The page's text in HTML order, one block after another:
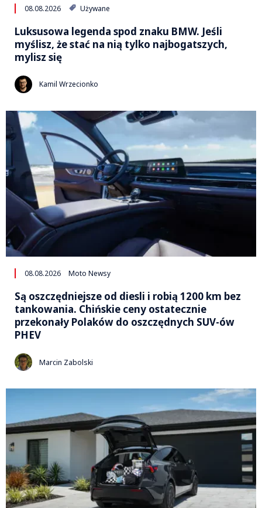
08.08.2026 Używane
Luksusowa legenda spod znaku BMW. Jeśli
myślisz, że stać na nią tylko najbogatszych,
mylisz się
Kamil Wrzecionko
08.08.2026 Moto Newsy
Są oszczędniejsze od diesli i robią 1200 km bez
tankowania. Chińskie ceny ostatecznie
przekonały Polaków do oszczędnych SUV-ów
PHEV
Marcin Zabolski